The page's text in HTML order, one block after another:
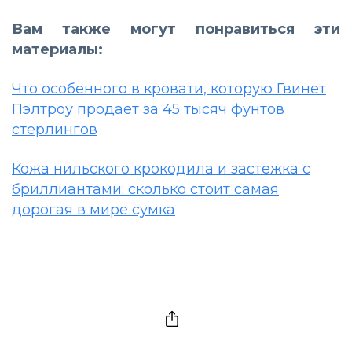
Вам также могут понравиться эти
материалы:
Что особенного в кровати, которую Гвинет
Пэлтроу продает за 45 тысяч фунтов
стерлингов
Кожа нильского крокодила и застежка с
бриллиантами: сколько стоит самая
дорогая в мире сумка